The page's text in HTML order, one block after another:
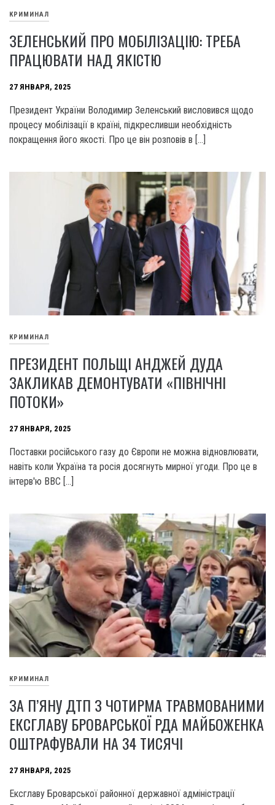
КРИМИНАЛ
ЗЕЛЕНСЬКИЙ ПРО МОБІЛІЗАЦІЮ: ТРЕБА
ПРАЦЮВАТИ НАД ЯКІСТЮ
27 ЯНВАРЯ, 2025
Президент України Володимир Зеленський висловився щодо
процесу мобілізації в країні, підкресливши необхідність
покращення його якості. Про це він розповів в […]
КРИМИНАЛ
ПРЕЗИДЕНТ ПОЛЬЩІ АНДЖЕЙ ДУДА
ЗАКЛИКАВ ДЕМОНТУВАТИ «ПІВНІЧНІ
ПОТОКИ»
27 ЯНВАРЯ, 2025
Поставки російського газу до Європи не можна відновлювати,
навіть коли Україна та росія досягнуть мирної угоди. Про це в
інтерв'ю ВВС […]
КРИМИНАЛ
ЗА П’ЯНУ ДТП З ЧОТИРМА ТРАВМОВАНИМИ
ЕКСГЛАВУ БРОВАРСЬКОЇ РДА МАЙБОЖЕНКА
ОШТРАФУВАЛИ НА 34 ТИСЯЧІ
27 ЯНВАРЯ, 2025
Ексглаву Броварської районної державної адміністрації